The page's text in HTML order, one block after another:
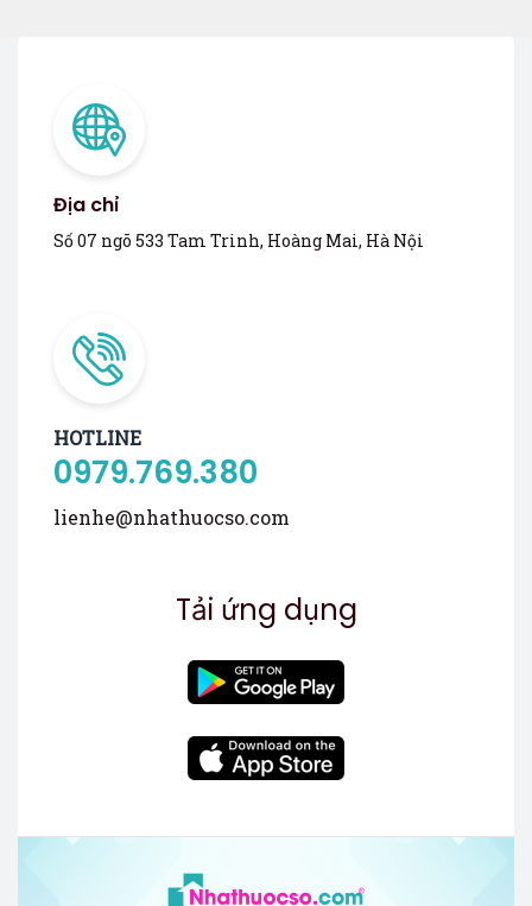
Địa chỉ
Số 07 ngõ 533 Tam Trinh, Hoàng Mai, Hà Nội
HOTLINE
0979.769.380
lienhe@nhathuocso.com
Tải ứng dụng